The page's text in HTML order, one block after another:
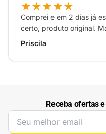
★★★★★
Comprei e em 2 dias já
certo, produto original.
Priscila
Receba ofertas